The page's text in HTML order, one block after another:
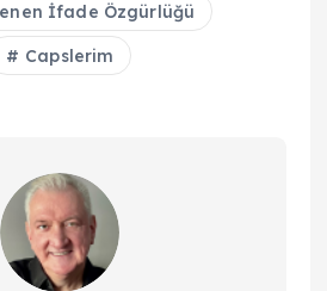
İfade Özgürlüğü
Capslerim